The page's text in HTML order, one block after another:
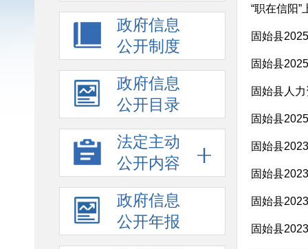
政府信息
公开制度
政府信息
公开目录
法定主动
公开内容
政府信息
公开年报
“职在信阳
固始县
固始县
固始县人
固始县
固始县
固始县
固始县
固始县